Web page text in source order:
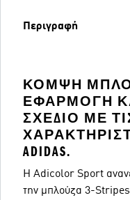
Περιγραφή
ΚΟΜΨΉ
ΕΦΑΡΜΟΓΉ
ΣΧΈΔΙΟ ΜΕ
ADIDAS.
Η Adicolor Sport
την μπλούζα 3-